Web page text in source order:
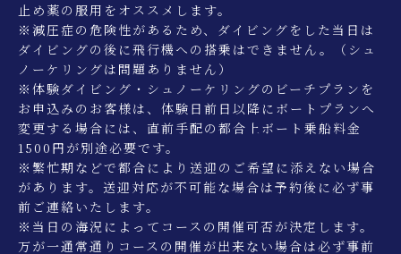
止め薬の服用をオススメします。
※減圧症の危険性があるため、ダイビングをした当日は
ダイビングの後に飛行機への搭乗はできません。（シュ
ノーケリングは問題ありません）
※体験ダイビング・シュノーケリングのビーチプランを
お申込みのお客様は、体験日前日以降にボートプランへ
変更する場合には、直前手配の都合上ボート乗船料金
1500円が別途必要です。
※繁忙期などで都合により送迎のご希望に添えない場合
があります。送迎対応が不可能な場合は予約後に必ず事
前ご連絡いたします。
※当日の海況によってコースの開催可否が決定します。
万が一通常通りコースの開催が出来ない場合は必ず事前